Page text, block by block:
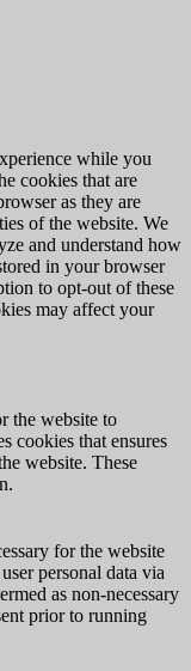
while you
cookies that are
as they are
of the website. We
and understand how
in your browser
to opt-out of these
may affect your
the website to
cookies that ensures
website. These
for the website
personal data via
as non-necessary
prior to running